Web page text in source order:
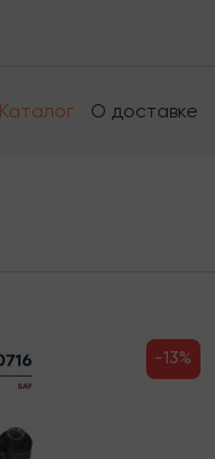
Каталог О доставке
-13%